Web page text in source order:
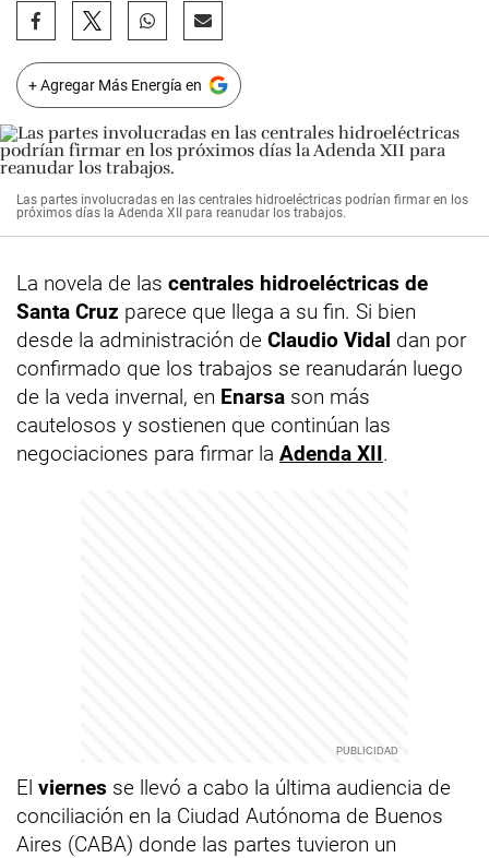
+ Agregar Más Energía en
Las partes involucradas en las centrales hidroeléctricas podrían firmar en los
próximos días la Adenda XII para reanudar los trabajos.
La novela de las centrales hidroeléctricas de
Santa Cruz parece que llega a su fin. Si bien
desde la administración de Claudio Vidal dan por
confirmado que los trabajos se reanudarán luego
de la veda invernal, en Enarsa son más
cautelosos y sostienen que continúan las
negociaciones para firmar la Adenda XII.
El viernes se llevó a cabo la última audiencia de
conciliación en la Ciudad Autónoma de Buenos
Aires (CABA) donde las partes tuvieron un